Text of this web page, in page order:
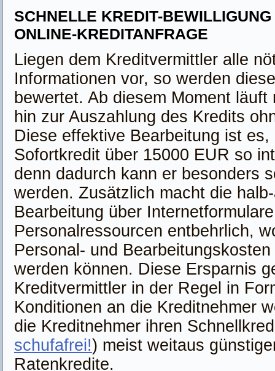
SCHNELLE KREDIT-
ONLINE-KREDITANFRAGE
Liegen dem Kreditvermittler alle
Informationen vor, so werden
bewertet. Ab diesem Moment
hin zur Auszahlung des Kredits
Diese effektive Bearbeitung ist es,
Sofortkredit über 15000 EUR so
denn dadurch kann er besonders
werden. Zusätzlich macht die
Bearbeitung über
Personalressourcen entbehrlich,
Personal- und
werden können. Diese Ersparnis
Kreditvermittler in der Regel in
Konditionen an die Kreditnehmer
die Kreditnehmer ihren
schufafrei!) meist weitaus
Ratenkredite.